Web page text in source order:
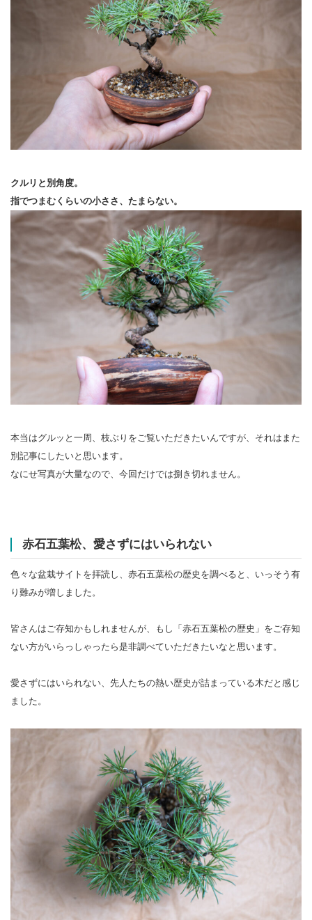
クルリと別角度。
指でつまむくらいの小ささ、たまらない。
本当はグルッと一周、枝ぶりをご覧いただきたいんですが、それはまた
別記事にしたいと思います。
なにせ写真が大量なので、今回だけでは捌き切れません。
赤石五葉松、愛さずにはいられない
色々な盆栽サイトを拝読し、赤石五葉松の歴史を調べると、いっそう有
り難みが増しました。
皆さんはご存知かもしれませんが、もし「赤石五葉松の歴史」をご存知
ない方がいらっしゃったら是非調べていただきたいなと思います。
愛さずにはいられない、先人たちの熱い歴史が詰まっている木だと感じ
ました。